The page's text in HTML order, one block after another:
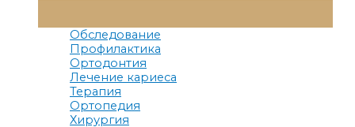
Меню
Обследование
Профилактика
Ортодонтия
Лечение кариеса
Терапия
Ортопедия
Хирургия